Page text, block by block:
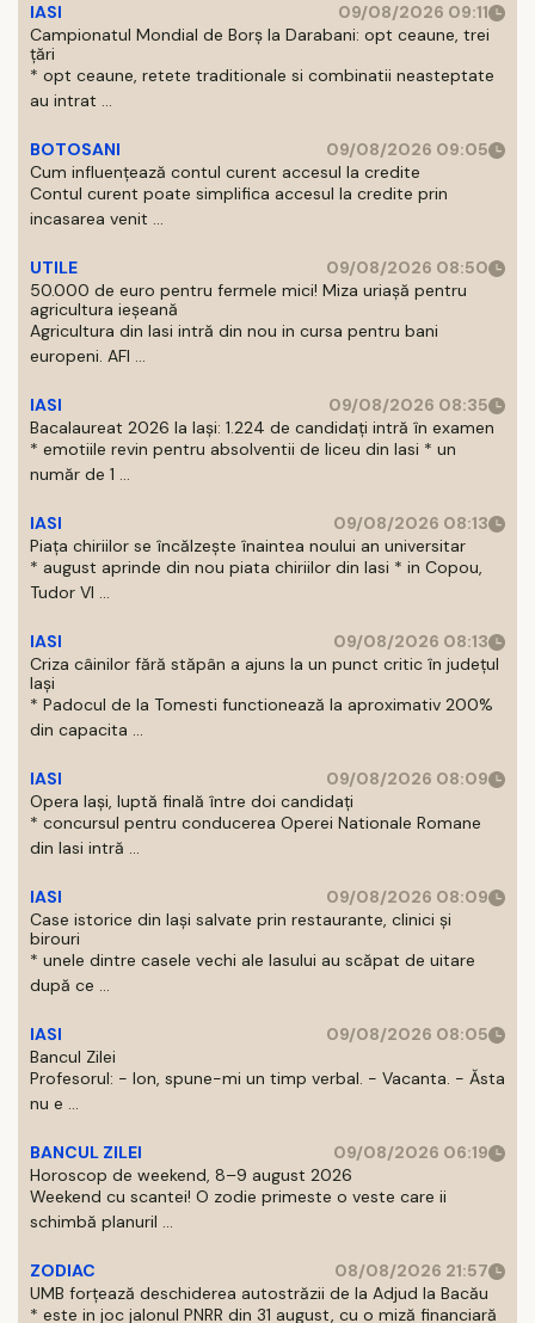
IASI
09/08/2026 09:11
Campionatul Mondial de Borș la Darabani: opt ceaune, trei
țări
* opt ceaune, retete traditionale si combinatii neasteptate
au intrat ...
BOTOSANI
09/08/2026 09:05
Cum influențează contul curent accesul la credite
Contul curent poate simplifica accesul la credite prin
incasarea venit ...
UTILE
09/08/2026 08:50
50.000 de euro pentru fermele mici! Miza uriașă pentru
agricultura ieșeană
Agricultura din Iasi intră din nou in cursa pentru bani
europeni. AFI ...
IASI
09/08/2026 08:35
Bacalaureat 2026 la Iași: 1.224 de candidați intră în examen
* emotiile revin pentru absolventii de liceu din Iasi * un
număr de 1 ...
IASI
09/08/2026 08:13
Piața chiriilor se încălzește înaintea noului an universitar
* august aprinde din nou piata chiriilor din Iasi * in Copou,
Tudor Vl ...
IASI
09/08/2026 08:13
Criza câinilor fără stăpân a ajuns la un punct critic în județul
Iași
* Padocul de la Tomesti functionează la aproximativ 200%
din capacita ...
IASI
09/08/2026 08:09
Opera Iași, luptă finală între doi candidați
* concursul pentru conducerea Operei Nationale Romane
din Iasi intră ...
IASI
09/08/2026 08:09
Case istorice din Iași salvate prin restaurante, clinici și
birouri
* unele dintre casele vechi ale Iasului au scăpat de uitare
după ce ...
IASI
09/08/2026 08:05
Bancul Zilei
Profesorul: - Ion, spune-mi un timp verbal. - Vacanta. - Ăsta
nu e ...
BANCUL ZILEI
09/08/2026 06:19
Horoscop de weekend, 8–9 august 2026
Weekend cu scantei! O zodie primeste o veste care ii
schimbă planuril ...
ZODIAC
08/08/2026 21:57
UMB forțează deschiderea autostrăzii de la Adjud la Bacău
* este in joc jalonul PNRR din 31 august, cu o miză financiară